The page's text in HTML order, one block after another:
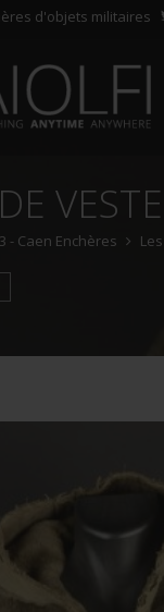
d'objets militaires
- Caen Enchères